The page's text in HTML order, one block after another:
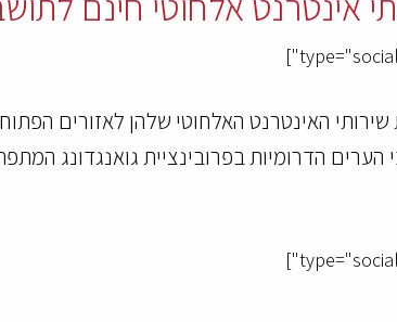
שירותי האינטרנט האלחוטי שלהן לאזורים